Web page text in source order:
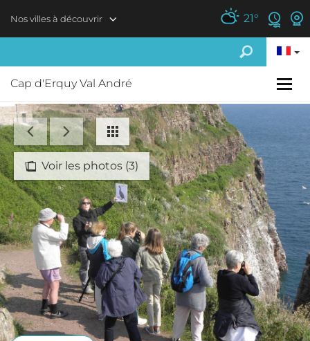
Nos villes à découvrir 21°
Cap d'Erquy Val André
Voir les photos (3)